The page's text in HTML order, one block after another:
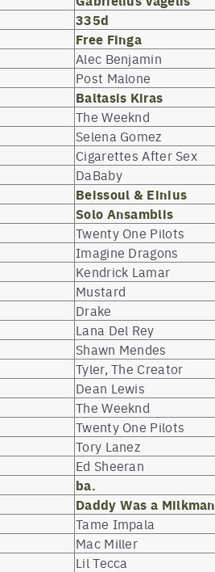
335d
Free Finga
Alec Benjamin
Post Malone
Baltasis Kiras
The Weeknd
Selena Gomez
Cigarettes After Sex
DaBaby
Beissoul & Einius
Solo Ansamblis
Twenty One Pilots
Imagine Dragons
Kendrick Lamar
Mustard
Drake
Lana Del Rey
Shawn Mendes
Tyler, The Creator
Dean Lewis
The Weeknd
Twenty One Pilots
Tory Lanez
Ed Sheeran
ba.
Daddy Was a Milkman
Tame Impala
Mac Miller
Lil Tecca